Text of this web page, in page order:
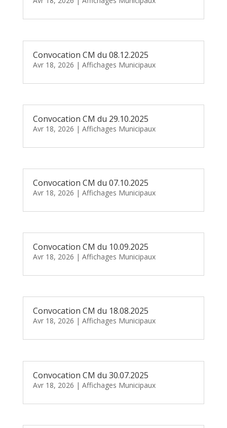
Convocation CM du 08.12.2025
Avr 18, 2026 | Affichages Municipaux
Convocation CM du 29.10.2025
Avr 18, 2026 | Affichages Municipaux
Convocation CM du 07.10.2025
Avr 18, 2026 | Affichages Municipaux
Convocation CM du 10.09.2025
Avr 18, 2026 | Affichages Municipaux
Convocation CM du 18.08.2025
Avr 18, 2026 | Affichages Municipaux
Convocation CM du 30.07.2025
Avr 18, 2026 | Affichages Municipaux